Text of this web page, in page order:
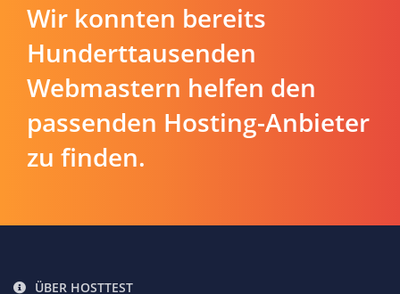
Wir konnten bereits
Hunderttausenden
Webmastern helfen den
passenden Hosting-Anbieter
zu finden.
ÜBER HOSTTEST